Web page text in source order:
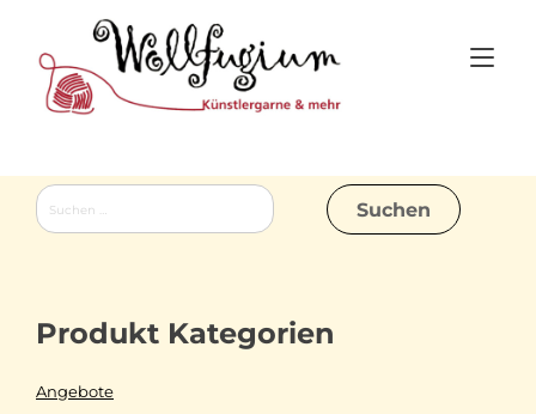
content
Suchen
nach:
Produkt Kategorien
Angebote